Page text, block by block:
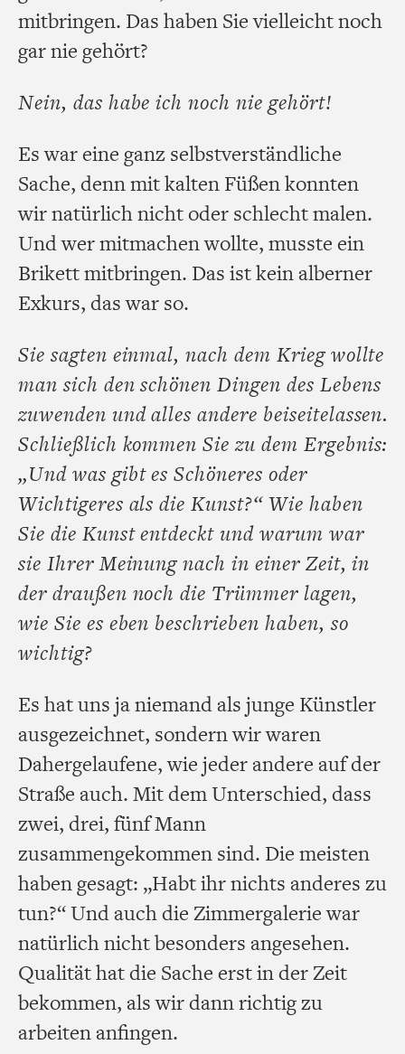
mitbringen. Das haben Sie vielleicht noch
gar nie gehört?
Nein, das habe ich noch nie gehört!
Es war eine ganz selbstverständliche
Sache, denn mit kalten Füßen konnten
wir natürlich nicht oder schlecht malen.
Und wer mitmachen wollte, musste ein
Brikett mitbringen. Das ist kein alberner
Exkurs, das war so.
Sie sagten einmal, nach dem Krieg wollte
man sich den schönen Dingen des Lebens
zuwenden und alles andere beiseitelassen.
Schließlich kommen Sie zu dem Ergebnis:
„Und was gibt es Schöneres oder
Wichtigeres als die Kunst?“ Wie haben
Sie die Kunst entdeckt und warum war
sie Ihrer Meinung nach in einer Zeit, in
der draußen noch die Trümmer lagen,
wie Sie es eben beschrieben haben, so
wichtig?
Es hat uns ja niemand als junge Künstler
ausgezeichnet, sondern wir waren
Dahergelaufene, wie jeder andere auf der
Straße auch. Mit dem Unterschied, dass
zwei, drei, fünf Mann
zusammengekommen sind. Die meisten
haben gesagt: „Habt ihr nichts anderes zu
tun?“ Und auch die Zimmergalerie war
natürlich nicht besonders angesehen.
Qualität hat die Sache erst in der Zeit
bekommen, als wir dann richtig zu
arbeiten anfingen.